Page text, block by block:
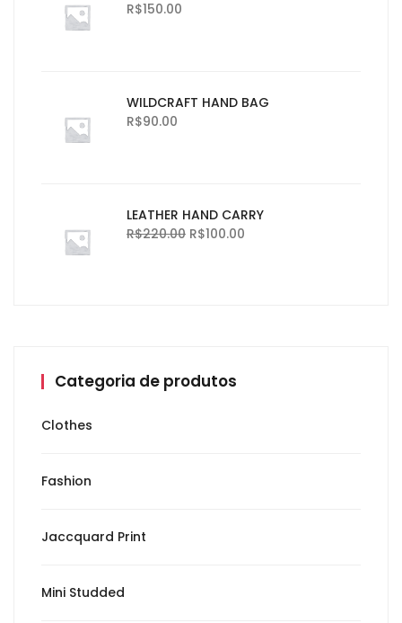
R$150.00
WILDCRAFT HAND BAG
R$90.00
LEATHER HAND CARRY
R$220.00 R$100.00
Categoria de produtos
Clothes
Fashion
Jaccquard Print
Mini Studded